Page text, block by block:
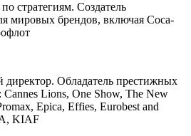
стратегиям. Создатель
мировых брендов, включая Coca-
директор. Обладатель престижных
Lions, One Show, The New
Epica, Effies, Eurobest and
KIAF